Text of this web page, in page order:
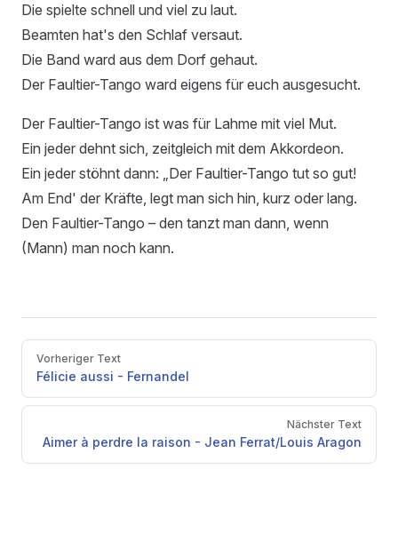
Die spielte schnell und viel zu laut.
Beamten hat's den Schlaf versaut.
Die Band ward aus dem Dorf gehaut.
Der Faultier-Tango ward eigens für euch ausgesucht.
Der Faultier-Tango ist was für Lahme mit viel Mut.
Ein jeder dehnt sich, zeitgleich mit dem Akkordeon.
Ein jeder stöhnt dann: „Der Faultier-Tango tut so gut!
Am End' der Kräfte, legt man sich hin, kurz oder lang.
Den Faultier-Tango – den tanzt man dann, wenn
(Mann) man noch kann.
Pager
Vorheriger Text
Félicie aussi - Fernandel
Nächster Text
Aimer à perdre la raison - Jean Ferrat/Louis Aragon